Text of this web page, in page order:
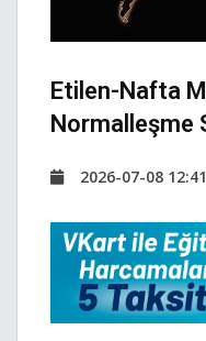
Etilen-Nafta
Normalleşme
2026-07-08